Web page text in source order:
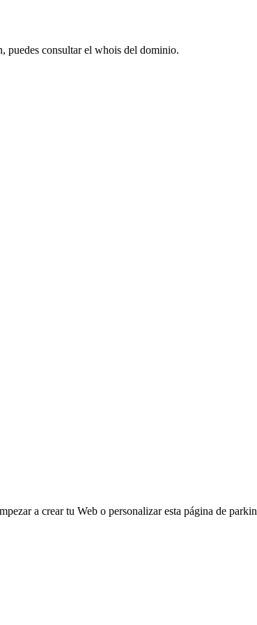
puedes consultar el whois del dominio.
a crear tu Web o personalizar esta página de